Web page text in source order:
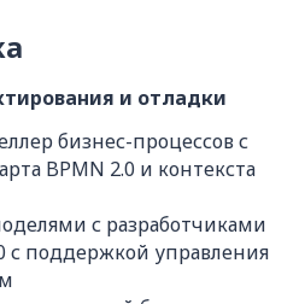
и отладки
бизнес-процессов с
BPMN 2.0 и контекста
с разработчиками
с поддержкой управления